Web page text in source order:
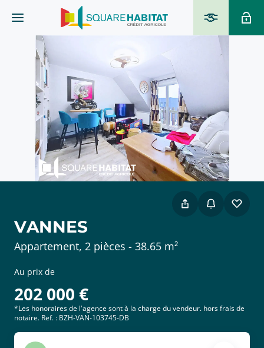
VANNES
Appartement, 2 pièces - 38.65 m²
Au prix de
202 000 €
*Les honoraires de l'agence sont à la charge du vendeur. hors frais de
notaire. Ref. : BZH-VAN-103745-DB